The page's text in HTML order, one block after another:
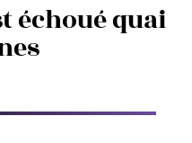
échoué quai